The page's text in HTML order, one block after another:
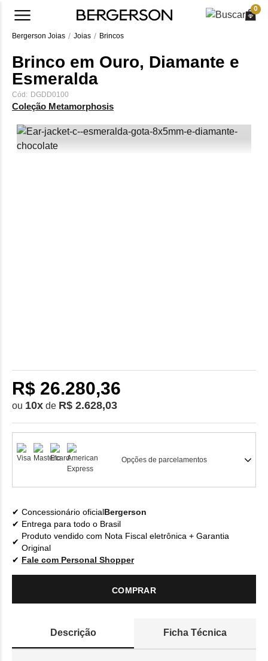
0
Bergerson Joias Joias Brincos
Brinco em Ouro, Diamante e
Esmeralda
Cód: DGDD0100
Coleção Metamorphosis
R$ 26.280,36
ou 10x de R$ 2.628,03
Opções de parcelamentos
Concessionário oficialBergerson
Entrega para todo o Brasil
Produto vendido com Nota Fiscal eletrônica + Garantia
Original
Fale com Personal Shopper
COMPRAR
Descrição Ficha Técnica